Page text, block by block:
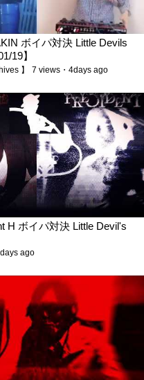
ボイパ対決 Little Devils
19】
】
7 views・4days ago
H ボイパ対決 Little Devil's
ago